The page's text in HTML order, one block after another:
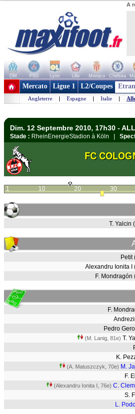
A
OM PSG Lyon Lille Monaco Chelsea
+ de clubs
Mercato Ligue 1 L2/Coupes
Angleterre | Espagne | Italie |
Dim. 12 Septembre 2010, 17h30 -
Stade : RheinEnergieStadion à Köln |
FC
1 10 20 30
T. Yalcin
Petit
Alexandru Ionita I
F. Mondragón
F.
Pedro
(M. Lanig, 81e) T.
K.
(A. Matuszczyk, 70e) M.
F.
(Alexandru Ionita I, 76e) C.
S.
L.